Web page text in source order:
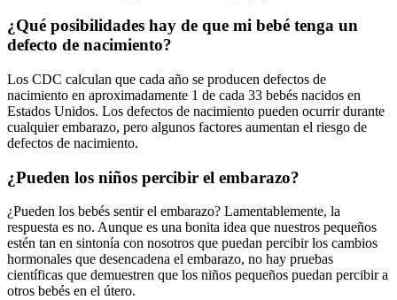
¿Qué posibilidades hay de que mi bebé tenga un
defecto de nacimiento?
Los CDC calculan que cada año se producen defectos de
nacimiento en aproximadamente 1 de cada 33 bebés nacidos en
Estados Unidos. Los defectos de nacimiento pueden ocurrir durante
cualquier embarazo, pero algunos factores aumentan el riesgo de
defectos de nacimiento.
¿Pueden los niños percibir el embarazo?
¿Pueden los bebés sentir el embarazo? Lamentablemente, la
respuesta es no. Aunque es una bonita idea que nuestros pequeños
estén tan en sintonía con nosotros que puedan percibir los cambios
hormonales que desencadena el embarazo, no hay pruebas
científicas que demuestren que los niños pequeños puedan percibir a
otros bebés en el útero.